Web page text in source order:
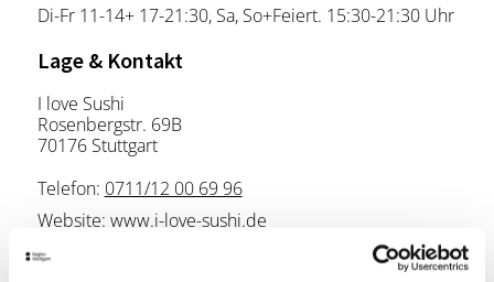
Di-Fr 11-14+ 17-21:30, Sa, So+Feiert. 15:30-21:30 Uhr
Lage & Kontakt
I love Sushi
Rosenbergstr. 69B
70176 Stuttgart
Telefon: 0711/12 00 69 96
Website: www.i-love-sushi.de